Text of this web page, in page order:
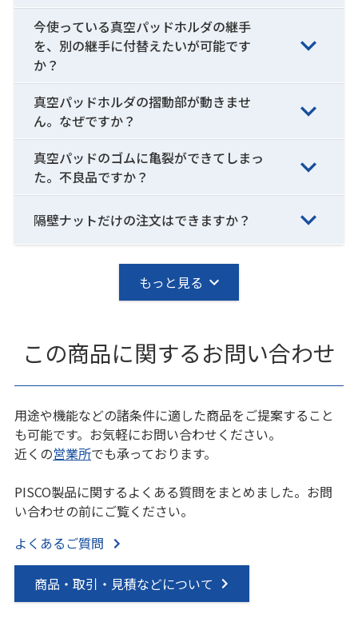
今使っている真空パッドホルダの継手
を、別の継手に付替えたいが可能です
か？
真空パッドホルダの摺動部が動きませ
ん。なぜですか？
真空パッドのゴムに亀裂ができてしまっ
た。不良品ですか？
隔壁ナットだけの注文はできますか？
もっと見る
この商品に関するお問い合わせ
用途や機能などの諸条件に適した商品をご提案すること
も可能です。お気軽にお問い合わせください。
近くの営業所でも承っております。
PISCO製品に関するよくある質問をまとめました。お問
い合わせの前にご覧ください。
よくあるご質問
商品・取引・見積などについて